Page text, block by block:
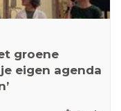
groene
eigen agenda